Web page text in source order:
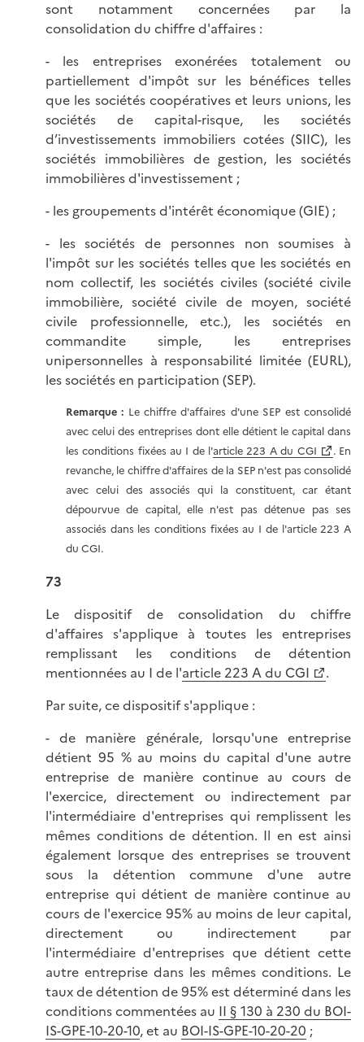
sont notamment concernées par la
consolidation du chiffre d'affaires :
- les entreprises exonérées totalement ou
partiellement d'impôt sur les bénéfices telles
que les sociétés coopératives et leurs unions, les
sociétés de capital-risque, les sociétés
d’investissements immobiliers cotées (SIIC), les
sociétés immobilières de gestion, les sociétés
immobilières d'investissement ;
- les groupements d'intérêt économique (GIE) ;
- les sociétés de personnes non soumises à
l'impôt sur les sociétés telles que les sociétés en
nom collectif, les sociétés civiles (société civile
immobilière, société civile de moyen, société
civile professionnelle, etc.), les sociétés en
commandite simple, les entreprises
unipersonnelles à responsabilité limitée (EURL),
les sociétés en participation (SEP).
Remarque : Le chiffre d'affaires d'une SEP est consolidé
avec celui des entreprises dont elle détient le capital dans
les conditions fixées au I de l'article 223 A du CGI
. En
revanche, le chiffre d'affaires de la SEP n'est pas consolidé
avec celui des associés qui la constituent, car étant
dépourvue de capital, elle n'est pas détenue pas ses
associés dans les conditions fixées au I de l'article 223 A
du CGI.
73
Le dispositif de consolidation du chiffre
d'affaires s'applique à toutes les entreprises
remplissant les conditions de détention
mentionnées au I de l'article 223 A du CGI
.
Par suite, ce dispositif s'applique :
- de manière générale, lorsqu'une entreprise
détient 95 % au moins du capital d'une autre
entreprise de manière continue au cours de
l'exercice, directement ou indirectement par
l'intermédiaire d'entreprises qui remplissent les
mêmes conditions de détention. Il en est ainsi
également lorsque des entreprises se trouvent
sous la détention commune d'une autre
entreprise qui détient de manière continue au
cours de l'exercice 95% au moins de leur capital,
directement ou indirectement par
l'intermédiaire d'entreprises que détient cette
autre entreprise dans les mêmes conditions. Le
taux de détention de 95% est déterminé dans les
conditions commentées au II § 130 à 230 du BOI-
IS-GPE-10-20-10, et au BOI-IS-GPE-10-20-20 ;